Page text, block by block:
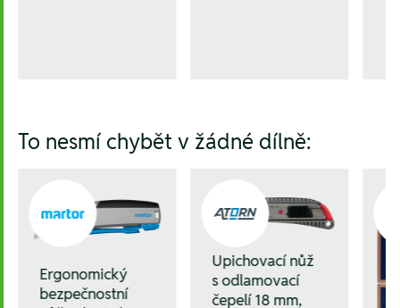
To nesmí chybět v žádné dílně:
Ergonomický
bezpečnostní
Upichovací nůž
s odlamovací
čepelí 18 mm,